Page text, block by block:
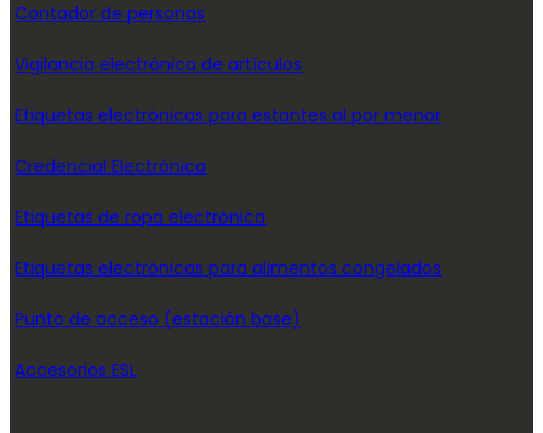
Contador de personas
Vigilancia electrónica de artículos
Etiquetas electrónicas para estantes al por menor
Credencial Electrónica
Etiquetas de ropa electrónica
Etiquetas electrónicas para alimentos congelados
Punto de acceso (estación base)
Accesorios ESL